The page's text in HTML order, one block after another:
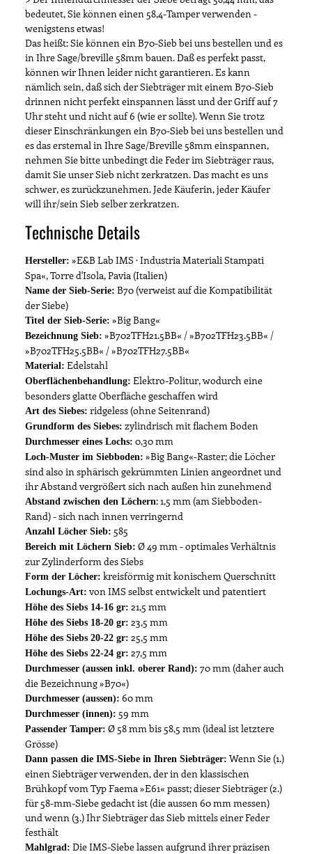
bedeutet, Sie können einen 58,4-Tamper verwenden -
wenigstens etwas!
Das heißt: Sie können ein B70-Sieb bei uns bestellen und es
in Ihre Sage/breville 58mm bauen. Daß es perfekt passt,
können wir Ihnen leider nicht garantieren. Es kann
nämlich sein, daß sich der Siebträger mit einem B70-Sieb
drinnen nicht perfekt einspannen lässt und der Griff auf 7
Uhr steht und nicht auf 6 (wie er sollte). Wenn Sie trotz
dieser Einschränkungen ein B70-Sieb bei uns bestellen und
es das erstemal in Ihre Sage/Breville 58mm einspannen,
nehmen Sie bitte unbedingt die Feder im Siebträger raus,
damit Sie unser Sieb nicht zerkratzen. Das macht es uns
schwer, es zurückzunehmen. Jede Käuferin, jeder Käufer
will ihr/sein Sieb selber zerkratzen.
Technische Details
Hersteller: »E&B Lab IMS · Industria Materiali Stampati
Spa«, Torre d'Isola, Pavia (Italien)
Name der Sieb-Serie: B70 (verweist auf die Kompatibilität
der Siebe)
Titel der Sieb-Serie: »Big Bang«
Bezeichnung Sieb: »B702TFH21.5BB« / »B702TFH23.5BB« /
»B702TFH25.5BB« / »B702TFH27.5BB«
Material: Edelstahl
Oberflächenbehandlung: Elektro-Politur, wodurch eine
besonders glatte Oberfläche geschaffen wird
Art des Siebes: ridgeless (ohne Seitenrand)
Grundform des Siebes: zylindrisch mit flachem Boden
Durchmesser eines Lochs: 0,30 mm
Loch-Muster im Siebboden: »Big Bang«-Raster; die Löcher
sind also in sphärisch gekrümmten Linien angeordnet und
ihr Abstand vergrößert sich nach außen hin zunehmend
Abstand zwischen den Löchern: 1,5 mm (am Siebboden-
Rand) - sich nach innen verringernd
Anzahl Löcher Sieb: 585
Bereich mit Löchern Sieb: Ø 49 mm - optimales Verhältnis
zur Zylinderform des Siebs
Form der Löcher: kreisförmig mit konischem Querschnitt
Lochungs-Art: von IMS selbst entwickelt und patentiert
Höhe des Siebs 14-16 gr: 21,5 mm
Höhe des Siebs 18-20 gr: 23,5 mm
Höhe des Siebs 20-22 gr: 25,5 mm
Höhe des Siebs 22-24 gr: 27,5 mm
Durchmesser (aussen inkl. oberer Rand): 70 mm (daher auch
die Bezeichnung »B70«)
Durchmesser (aussen): 60 mm
Durchmesser (innen): 59 mm
Passender Tamper: Ø 58 mm bis 58,5 mm (ideal ist letztere
Grösse)
Dann passen die IMS-Siebe in Ihren Siebträger: Wenn Sie (1.)
einen Siebträger verwenden, der in den klassischen
Brühkopf vom Typ Faema »E61« passt; dieser Siebträger (2.)
für 58-mm-Siebe gedacht ist (die aussen 60 mm messen)
und wenn (3.) Ihr Siebträger das Sieb mittels einer Feder
festhält
Mahlgrad: Die IMS-Siebe lassen aufgrund ihrer präzisen